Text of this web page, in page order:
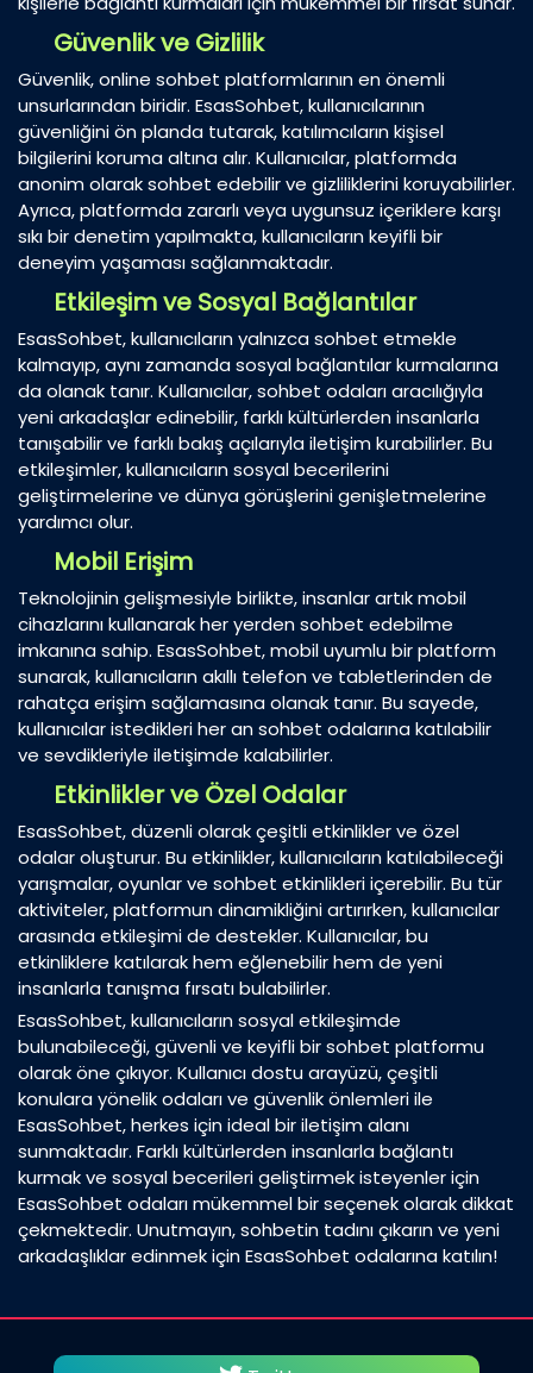
Güvenlik ve Gizlilik
Güvenlik, online sohbet platformlarının en önemli
unsurlarından biridir. EsasSohbet, kullanıcılarının
güvenliğini ön planda tutarak, katılımcıların kişisel
bilgilerini koruma altına alır. Kullanıcılar, platformda
anonim olarak sohbet edebilir ve gizliliklerini koruyabilirler.
Ayrıca, platformda zararlı veya uygunsuz içeriklere karşı
sıkı bir denetim yapılmakta, kullanıcıların keyifli bir
deneyim yaşaması sağlanmaktadır.
Etkileşim ve Sosyal Bağlantılar
EsasSohbet, kullanıcıların yalnızca sohbet etmekle
kalmayıp, aynı zamanda sosyal bağlantılar kurmalarına
da olanak tanır. Kullanıcılar, sohbet odaları aracılığıyla
yeni arkadaşlar edinebilir, farklı kültürlerden insanlarla
tanışabilir ve farklı bakış açılarıyla iletişim kurabilirler. Bu
etkileşimler, kullanıcıların sosyal becerilerini
geliştirmelerine ve dünya görüşlerini genişletmelerine
yardımcı olur.
Mobil Erişim
Teknolojinin gelişmesiyle birlikte, insanlar artık mobil
cihazlarını kullanarak her yerden sohbet edebilme
imkanına sahip. EsasSohbet, mobil uyumlu bir platform
sunarak, kullanıcıların akıllı telefon ve tabletlerinden de
rahatça erişim sağlamasına olanak tanır. Bu sayede,
kullanıcılar istedikleri her an sohbet odalarına katılabilir
ve sevdikleriyle iletişimde kalabilirler.
Etkinlikler ve Özel Odalar
EsasSohbet, düzenli olarak çeşitli etkinlikler ve özel
odalar oluşturur. Bu etkinlikler, kullanıcıların katılabileceği
yarışmalar, oyunlar ve sohbet etkinlikleri içerebilir. Bu tür
aktiviteler, platformun dinamikliğini artırırken, kullanıcılar
arasında etkileşimi de destekler. Kullanıcılar, bu
etkinliklere katılarak hem eğlenebilir hem de yeni
insanlarla tanışma fırsatı bulabilirler.
EsasSohbet, kullanıcıların sosyal etkileşimde
bulunabileceği, güvenli ve keyifli bir sohbet platformu
olarak öne çıkıyor. Kullanıcı dostu arayüzü, çeşitli
konulara yönelik odaları ve güvenlik önlemleri ile
EsasSohbet, herkes için ideal bir iletişim alanı
sunmaktadır. Farklı kültürlerden insanlarla bağlantı
kurmak ve sosyal becerileri geliştirmek isteyenler için
EsasSohbet odaları mükemmel bir seçenek olarak dikkat
çekmektedir. Unutmayın, sohbetin tadını çıkarın ve yeni
arkadaşlıklar edinmek için EsasSohbet odalarına katılın!